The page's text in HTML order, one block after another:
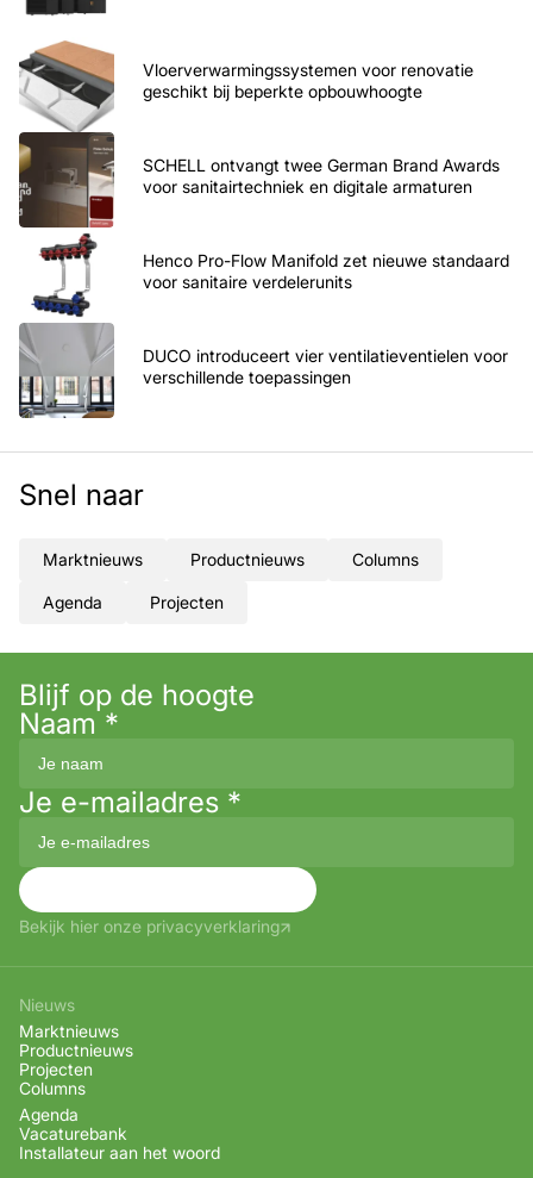
Vloerverwarmingssystemen voor renovatie
geschikt bij beperkte opbouwhoogte
SCHELL ontvangt twee German Brand Awards
voor sanitairtechniek en digitale armaturen
Henco Pro-Flow Manifold zet nieuwe standaard
voor sanitaire verdelerunits
DUCO introduceert vier ventilatieventielen voor
verschillende toepassingen
Snel naar
Marktnieuws Productnieuws Columns
Agenda Projecten
Blijf op de hoogte
Naam *
Je e-mailadres *
Bekijk hier onze privacyverklaring
Nieuws
Marktnieuws
Productnieuws
Projecten
Columns
Agenda
Vacaturebank
Installateur aan het woord